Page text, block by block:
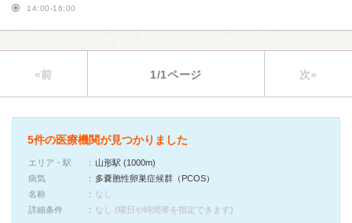
14:00-16:00
«前 1/1ページ 次»
5件の医療機関が見つかりました
エリア・駅
山形駅 (1000m)
病気
多嚢胞性卵巣症候群（PCOS）
名称
なし
詳細条件
なし (曜日や時間帯を指定できます)